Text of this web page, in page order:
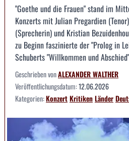
"Goethe und die Frauen" stand im
Konzerts mit Julian Pregardien
(Sprecherin) und Kristian
zu Beginn faszinierte der "Prolog in
Schuberts "Willkommen und
Geschrieben vonALEXANDER WALTHER
Veröffentlichungsdatum:12.06.2026
Kategorien:KonzertKritikenLänder